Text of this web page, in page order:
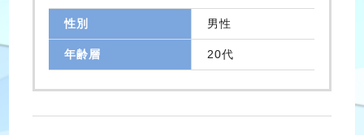
性別 男性
年齢層 20代